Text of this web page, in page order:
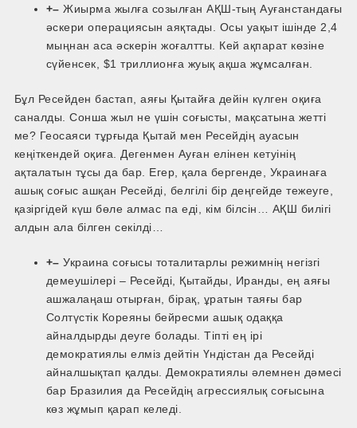
+–Жиырма жылға созылған АҚШ-­тың Ауғанстандағы
әскери операциясын аяқтады. Осы уақыт ішінде 2,4
мыңнан аса әскерін жоғалтты. Кей ақпарат көзіне
сүйенсек, $1 триллионға жуық ақша жұмсалған.
Бұл Ресейден бастап, аяғы Қытайға дейін күлген оқиға
саналды. Сонша жыл не үшін соғысты, мақсатына жетті
ме? Геосаяси тұрғыда Қытай мен Ресейдің ауасын
кеңіткендей оқиға. Дегенмен Ауған елінен кетуінің
ақталатын тұсы да бар. Егер, қала бергенде, Украинаға
ашық соғыс ашқан Ресейді, белгілі бір деңгейде тежеуге,
қазіргідей күш бөле алмас па еді, кім білсін… АҚШ билігі
алдын ала білген секілді…
+–Украина соғысы тоталитарлы режимнің негізгі
демеушілері – Ресейді, Қытайды, Иранды, ең аяғы
аш­жалаңаш отырған, бірақ, ұратын таяғы бар
Солтүстік Кореяны бейресми ашық одаққа
айналдырды деуге болады. Тіпті ең ірі
демократиялы елміз дейтін Үндістан да Ресейді
айналшықтап қалды. Демократиялы әлемнен дәмесі
бар Бразилия да Ресейдің агрессиялық соғысына
көз жұмып қарап келеді.